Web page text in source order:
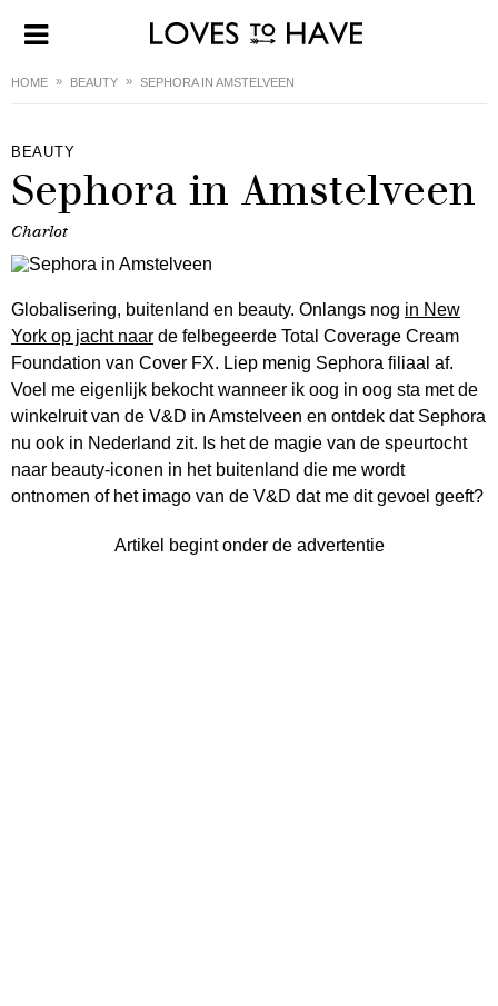
HOME BEAUTY SEPHORA IN AMSTELVEEN
BEAUTY
Sephora in Amstelveen
Charlot
Globalisering, buitenland en beauty. Onlangs nog in New
York op jacht naar de felbegeerde Total Coverage Cream
Foundation van Cover FX. Liep menig Sephora filiaal af.
Voel me eigenlijk bekocht wanneer ik oog in oog sta met de
winkelruit van de V&D in Amstelveen en ontdek dat Sephora
nu ook in Nederland zit. Is het de magie van de speurtocht
naar beauty-iconen in het buitenland die me wordt
ontnomen of het imago van de V&D dat me dit gevoel geeft?
Artikel begint onder de advertentie